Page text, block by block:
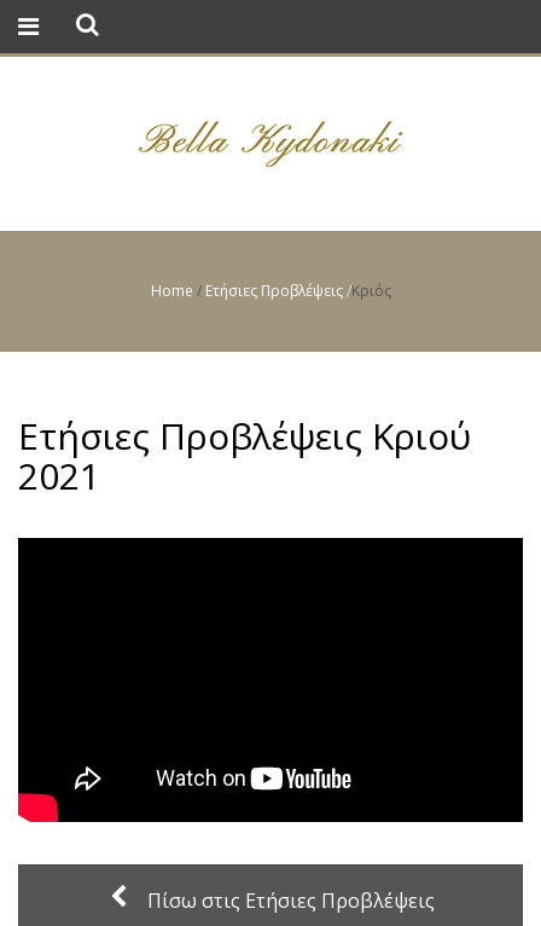
Home / Ετήσιες Προβλέψεις/Κριός
Ετήσιες Προβλέψεις Κριού
2021
Πίσω στις Ετήσιες Προβλέψεις